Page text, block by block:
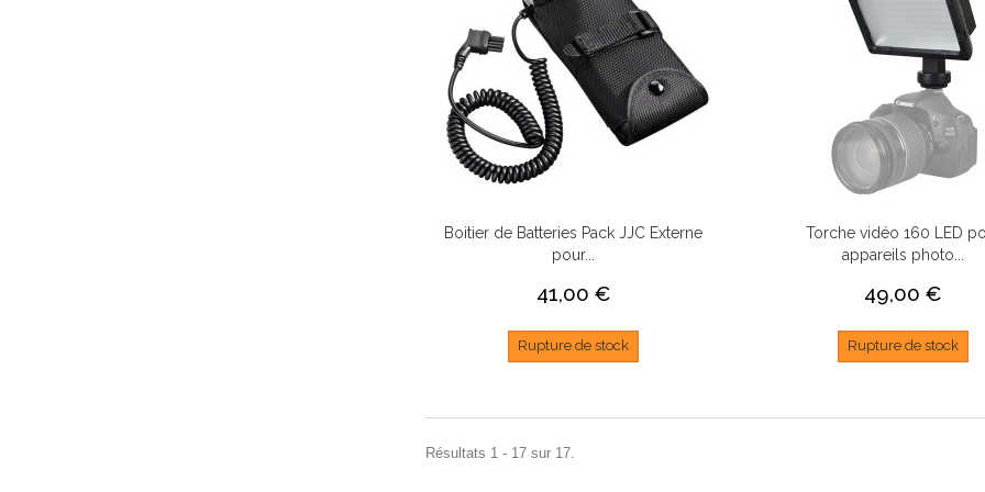
Boitier de Batteries Pack JJC Externe
pour...
41,00 €
Rupture de stock
Torche vidéo 160 LED
appareils photo...
49,00 €
Rupture de stock
Résultats 1 - 17 sur 17.